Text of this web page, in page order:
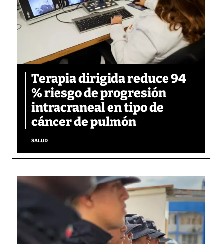
Terapia dirigida reduce 94
% riesgo de progresión
intracraneal en tipo de
cáncer de pulmón
SALUD